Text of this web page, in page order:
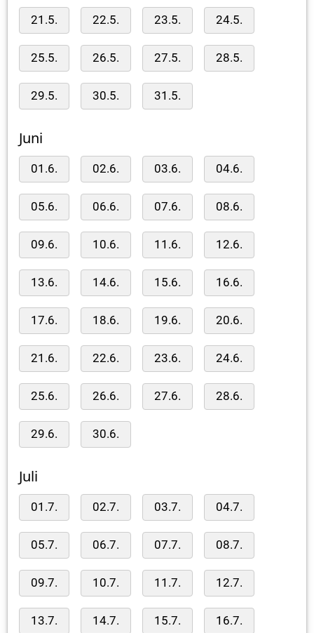
21.5. 22.5. 23.5. 24.5.
25.5. 26.5. 27.5. 28.5.
29.5. 30.5. 31.5.
Juni
01.6. 02.6. 03.6. 04.6.
05.6. 06.6. 07.6. 08.6.
09.6. 10.6. 11.6. 12.6.
13.6. 14.6. 15.6. 16.6.
17.6. 18.6. 19.6. 20.6.
21.6. 22.6. 23.6. 24.6.
25.6. 26.6. 27.6. 28.6.
29.6. 30.6.
Juli
01.7. 02.7. 03.7. 04.7.
05.7. 06.7. 07.7. 08.7.
09.7. 10.7. 11.7. 12.7.
13.7. 14.7. 15.7. 16.7.